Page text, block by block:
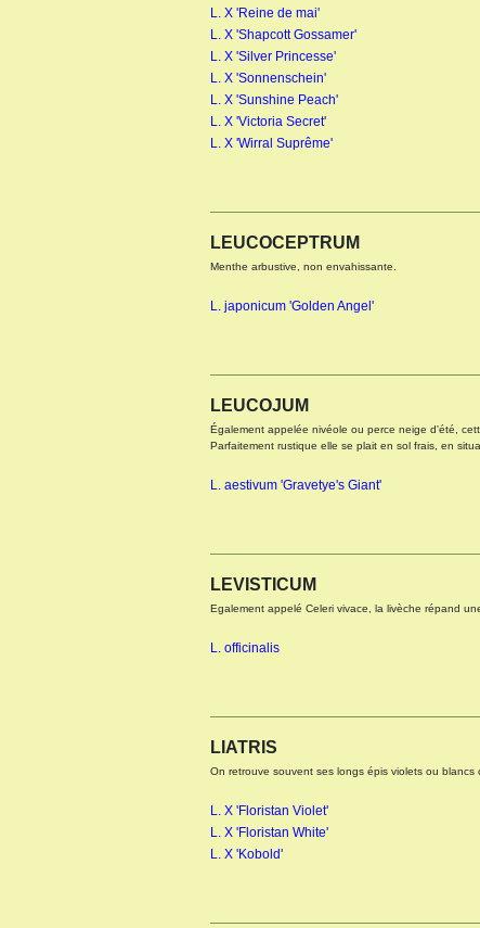
L. X 'Reine de mai'
L. X 'Shapcott Gossamer'
L. X 'Silver Princesse'
L. X 'Sonnenschein'
L. X 'Sunshine Peach'
L. X 'Victoria Secret'
L. X 'Wirral Suprême'
LEUCOCEPTRUM
Menthe arbustive, non envahissante.
L. japonicum 'Golden Angel'
LEUCOJUM
Également appelée nivéole ou perce neige d'été,
Parfaitement rustique elle se plait en sol frais, en
L. aestivum 'Gravetye's Giant'
LEVISTICUM
Egalement appelé Celeri vivace, la livèche répand
L. officinalis
LIATRIS
On retrouve souvent ses longs épis violets ou
L. X 'Floristan Violet'
L. X 'Floristan White'
L. X 'Kobold'